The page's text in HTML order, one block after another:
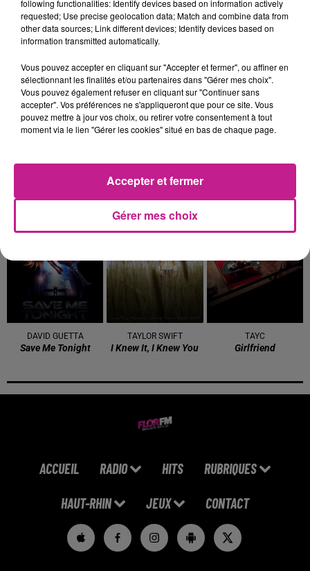
The Door
OFENBACH
Four To The Floor
METALLICA
Nothing Else Matters
3h25
3h25 3h22
3h22 3h18
3h18
DAVID GUETTA
Save Me Tonight
TAYLOR SWIFT
I Knew It, I Knew You
TAYC
Girlfriend
ACCUEIL RADIO HITS RUBRIQUES
HAUT-RHIN JEUX CONTACT
following functionalities: Identify devices based on information actively
requested; Use precise geolocation data; Match and combine data from
other data sources; Link different devices; Identify devices based on
information transmitted automatically.
Vous pouvez accepter en cliquant sur "Accepter et fermer", ou affiner en
sélectionnant les finalités et/ou partenaires dans "Gérer mes choix".
Vous pouvez également refuser en cliquant sur "Continuer sans
accepter". Vos préférences ne s'appliqueront que pour ce site. Vous
pouvez mettre à jour vos choix, ou retirer votre consentement à tout
moment via le lien "Gérer les cookies" situé en bas de chaque page.
Gérer mes choix
Accepter et fermer